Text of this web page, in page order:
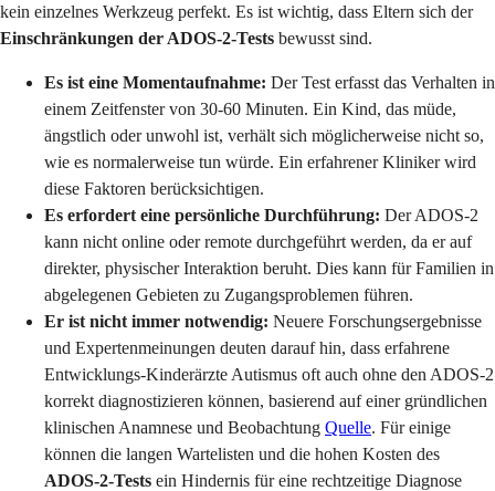
kein einzelnes Werkzeug perfekt. Es ist wichtig, dass Eltern sich der
Einschränkungen der ADOS-2-Tests bewusst sind.
Es ist eine Momentaufnahme: Der Test erfasst das Verhalten in
einem Zeitfenster von 30-60 Minuten. Ein Kind, das müde,
ängstlich oder unwohl ist, verhält sich möglicherweise nicht so,
wie es normalerweise tun würde. Ein erfahrener Kliniker wird
diese Faktoren berücksichtigen.
Es erfordert eine persönliche Durchführung: Der ADOS-2
kann nicht online oder remote durchgeführt werden, da er auf
direkter, physischer Interaktion beruht. Dies kann für Familien in
abgelegenen Gebieten zu Zugangsproblemen führen.
Er ist nicht immer notwendig: Neuere Forschungsergebnisse
und Expertenmeinungen deuten darauf hin, dass erfahrene
Entwicklungs-Kinderärzte Autismus oft auch ohne den ADOS-2
korrekt diagnostizieren können, basierend auf einer gründlichen
klinischen Anamnese und Beobachtung Quelle. Für einige
können die langen Wartelisten und die hohen Kosten des
ADOS-2-Tests ein Hindernis für eine rechtzeitige Diagnose